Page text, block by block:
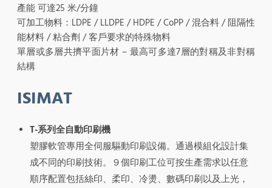
產能 可達25 米/分鐘
可加工物料：LDPE / LLDPE / HDPE / CoPP / 混合料 / 阻隔性
能材料 / 粘合劑 / 客戶要求的特殊物料
單層或多層共擠平面片材 – 最高可多達7層的對稱及非對稱
結構
ISIMAT
T-系列全自動印刷機
塑膠軟管專用全伺服驅動印刷設備。通過模組化設計集
成不同的印刷技術。９個印刷工位可按生產需求以任意
順序配置包括絲印、柔印、冷燙、數碼印刷以及上光，